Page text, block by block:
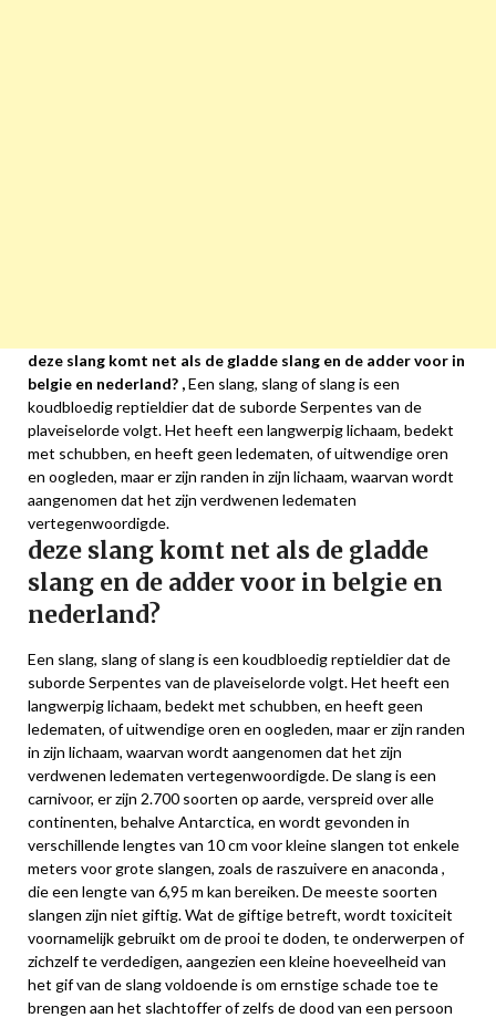
deze slang komt net als de gladde slang en de adder voor in
belgie en nederland? ,Een slang, slang of slang is een
koudbloedig reptieldier dat de suborde Serpentes van de
plaveiselorde volgt. Het heeft een langwerpig lichaam, bedekt
met schubben, en heeft geen ledematen, of uitwendige oren
en oogleden, maar er zijn randen in zijn lichaam, waarvan wordt
aangenomen dat het zijn verdwenen ledematen
vertegenwoordigde.
deze slang komt net als de gladde
slang en de adder voor in belgie en
nederland?
Een slang, slang of slang is een koudbloedig reptieldier dat de
suborde Serpentes van de plaveiselorde volgt. Het heeft een
langwerpig lichaam, bedekt met schubben, en heeft geen
ledematen, of uitwendige oren en oogleden, maar er zijn randen
in zijn lichaam, waarvan wordt aangenomen dat het zijn
verdwenen ledematen vertegenwoordigde. De slang is een
carnivoor, er zijn 2.700 soorten op aarde, verspreid over alle
continenten, behalve Antarctica, en wordt gevonden in
verschillende lengtes van 10 cm voor kleine slangen tot enkele
meters voor grote slangen, zoals de raszuivere en anaconda ,
die een lengte van 6,95 m kan bereiken. De meeste soorten
slangen zijn niet giftig. Wat de giftige betreft, wordt toxiciteit
voornamelijk gebruikt om de prooi te doden, te onderwerpen of
zichzelf te verdedigen, aangezien een kleine hoeveelheid van
het gif van de slang voldoende is om ernstige schade toe te
brengen aan het slachtoffer of zelfs de dood van een persoon